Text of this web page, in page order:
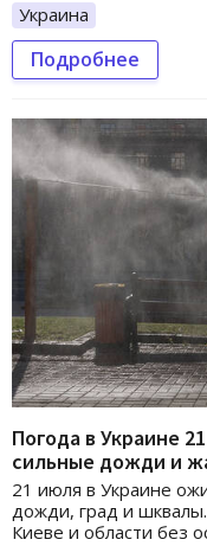
Украина
Подробнее
Погода в Украине
сильные дожди и
21 июля в Украине
дожди, град и
Киеве и области без